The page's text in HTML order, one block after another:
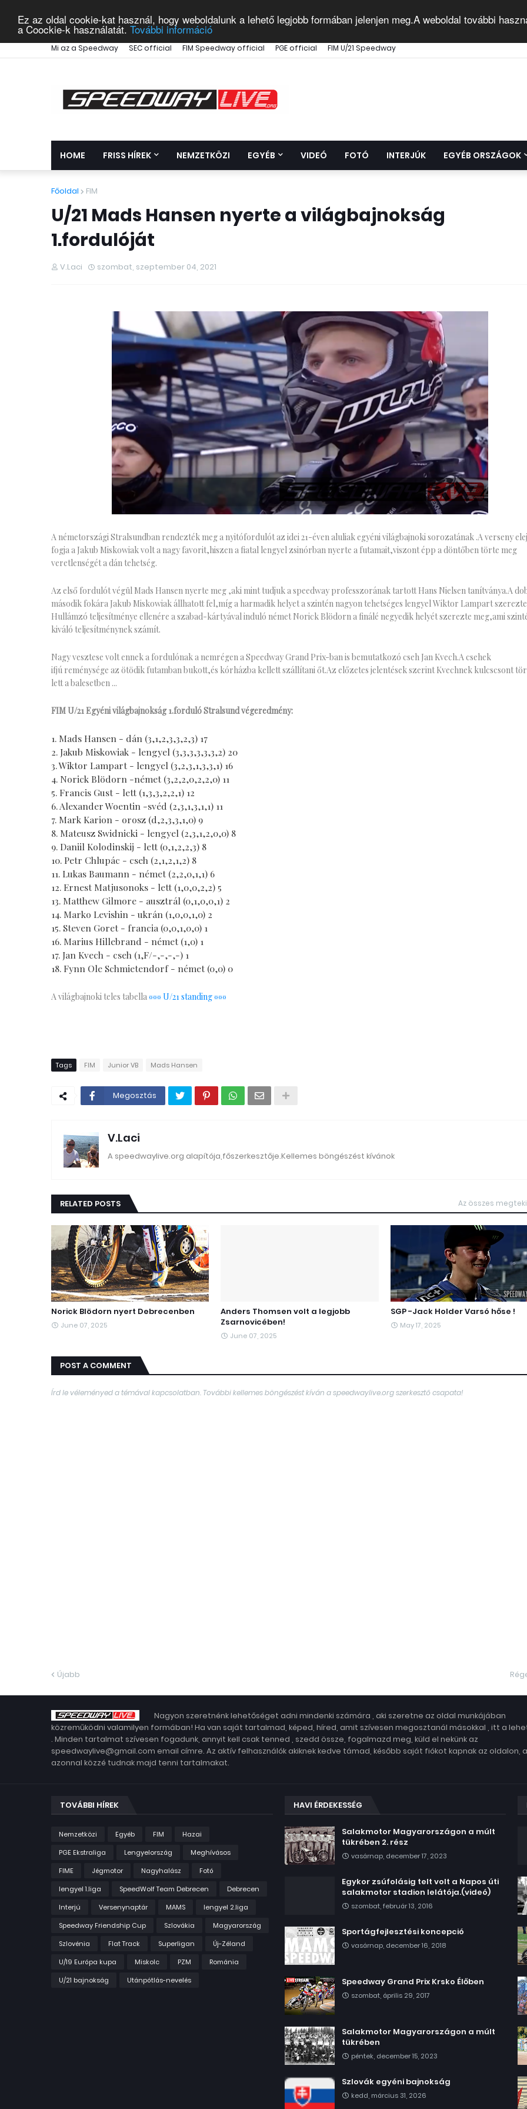
Ez az oldal cookie-kat használ, hogy weboldalunk a lehető legjobb formában jelenjen meg.A weboldal további
a Coockie-k használatát. További információ
Mi az a Speedway SEC official FIM Speedway official PGE official FIM U/21 Speedway
HOME FRISS HÍREK NEMZETKÖZI EGYÉB VIDEÓ FOTÓ INTERJÚK EGYÉB ORSZÁGOK
Főoldal FIM
U/21 Mads Hansen nyerte a világbajnokság
1.fordulóját
V.Laci szombat, szeptember 04, 2021
A németországi Stralsundban rendezték meg a nyitófordulót az idei 21-éven aluliak egyéni világbajnoki sorozatának .A verseny
fogja a Jakub Miskowiak volt a nagy favorit,hiszen a fiatal lengyel zsinórban nyerte a futamait,viszont épp a döntőben törte meg
veretlenségét a dán tehetség.
Az első fordulót végül Mads Hansen nyerte meg ,aki mint tudjuk a speedway professzorának tartott Hans Nielsen tanítványa.A
második fokára Jakub Miskowiak állhatott fel,míg a harmadik helyet a szintén nagyon tehetséges lengyel Wiktor Lampart
Hullámzó teljesítménye ellenére a szabad-kártyával induló német Norick Blödorn a finálé negyedik helyét szerezte meg,ami
kiváló teljesítménynek számít.
Nagy vesztese volt ennek a fordulónak a nemrégen a Speedway Grand Prix-ban is bemutatkozó cseh Jan Kvech.A csehek
ifjú reménysége az ötödik futamban bukott,és kórházba kellett szállítani őt.Az előzetes jelentések szerint Kvechnek kulcscsont
lett a balesetben ...
FIM U/21 Egyéni világbajnokság 1.forduló Stralsund végeredmény:
1. Mads Hansen - dán (3,1,2,3,3,2,3) 17
2. Jakub Miskowiak - lengyel (3,3,3,3,3,3,2) 20
3. Wiktor Lampart - lengyel (3,2,3,1,3,3,1) 16
4. Norick Blödorn -német (3,2,2,0,2,2,0) 11
5. Francis Gust - lett (1,3,3,2,2,1) 12
6. Alexander Woentin -svéd (2,3,1,3,1,1) 11
7. Mark Karion - orosz (d,2,3,3,1,0) 9
8. Mateusz Swidnicki - lengyel (2,3,1,2,0,0) 8
9. Daniil Kolodinskij - lett (0,1,2,2,3) 8
10. Petr Chlupác - cseh (2,1,2,1,2) 8
11. Lukas Baumann - német (2,2,0,1,1) 6
12. Ernest Matjusonoks - lett (1,0,0,2,2) 5
13. Matthew Gilmore - ausztrál (0,1,0,0,1) 2
14. Marko Levishin - ukrán (1,0,0,1,0) 2
15. Steven Goret - francia (0,0,1,0,0) 1
16. Marius Hillebrand - német (1,0) 1
17. Jan Kvech - cseh (1,F/-,-,-,-) 1
18. Fynn Ole Schmietendorf - német (0,0) 0
A világbajnoki teles tabella ¤¤¤ U/21 standing ¤¤¤
Tags FIM Junior VB Mads Hansen
Megosztás
V.Laci
A speedwaylive.org alapítója,főszerkesztője.Kellemes böngészést kívánok
RELATED POSTS Az összes
Norick Blödorn nyert Debrecenben
June 07, 2025
Anders Thomsen volt a legjobb
Zsarnovicében!
June 07, 2025
SGP -Jack Holder Varsó hőse !
May 17, 2025
POST A COMMENT
Írd le véleményed a témával kapcsolatban. További kellemes böngészést kíván a speedwaylive.org szerkesztő csapata!
Újabb
Nagyon szeretnénk lehetőséget adni mindenki számára , aki szeretne az oldal munkájában
közreműködni valamilyen formában! Ha van saját tartalmad, képed, híred, amit szívesen megosztanál másokkal , itt a
. Minden tartalmat szívesen fogadunk, annyit kell csak tenned , szedd össze, fogalmazd meg, küld el nekünk az
speedwaylive@gmail.com email címre. Az aktív felhasználók akiknek kedve támad, később saját fiókot kapnak az oldalon,
azonnal közzé tudnak majd tenni tartalmakat.
TOVÁBBI HÍREK
Nemzetközi Egyéb FIM
Hazai
PGE Ekstraliga
Lengyelország
Meghívásos
FIME
Jégmotor Nagyhalász
Fotó
lengyel 1.liga
SpeedWolf Team Debrecen
Debrecen
Interjú
Versenynaptár MAMS
lengyel 2.liga
Speedway Friendship Cup
Szlovákia
Magyarország
Szlovénia
Flat Track Superligan
Új-Zéland
U/19 Európa kupa
Miskolc PZM
Románia
U/21 bajnokság
Utánpótlás-nevelés
HAVI ÉRDEKESSÉG
Salakmotor Magyarországon a múlt
tükrében 2. rész
vasárnap, december 17, 2023
Egykor zsúfolásig telt volt a Napos úti
salakmotor stadion lelátója.(videó)
szombat, február 13, 2016
Sportágfejlesztési koncepció
vasárnap, december 16, 2018
Speedway Grand Prix Krsko Élőben
szombat, április 29, 2017
Salakmotor Magyarországon a múlt
tükrében
péntek, december 15, 2023
Szlovák egyéni bajnokság
kedd, március 31, 2026